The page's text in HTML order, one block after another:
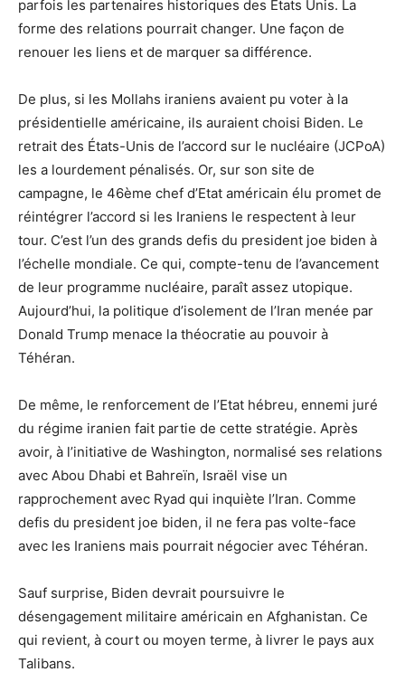
parfois les partenaires historiques des Etats Unis. La
forme des relations pourrait changer. Une façon de
renouer les liens et de marquer sa différence.
De plus, si les Mollahs iraniens avaient pu voter à la
présidentielle américaine, ils auraient choisi Biden. Le
retrait des États-Unis de l’accord sur le nucléaire (JCPoA)
les a lourdement pénalisés. Or, sur son site de
campagne, le 46ème chef d’Etat américain élu promet de
réintégrer l’accord si les Iraniens le respectent à leur
tour. C’est l’un des grands defis du president joe biden à
l’échelle mondiale. Ce qui, compte-tenu de l’avancement
de leur programme nucléaire, paraît assez utopique.
Aujourd’hui, la politique d’isolement de l’Iran menée par
Donald Trump menace la théocratie au pouvoir à
Téhéran.
De même, le renforcement de l’Etat hébreu, ennemi juré
du régime iranien fait partie de cette stratégie. Après
avoir, à l’initiative de Washington, normalisé ses relations
avec Abou Dhabi et Bahreïn, Israël vise un
rapprochement avec Ryad qui inquiète l’Iran. Comme
defis du president joe biden, il ne fera pas volte-face
avec les Iraniens mais pourrait négocier avec Téhéran.
Sauf surprise, Biden devrait poursuivre le
désengagement militaire américain en Afghanistan. Ce
qui revient, à court ou moyen terme, à livrer le pays aux
Talibans.